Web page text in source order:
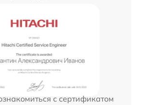
с сертификатом